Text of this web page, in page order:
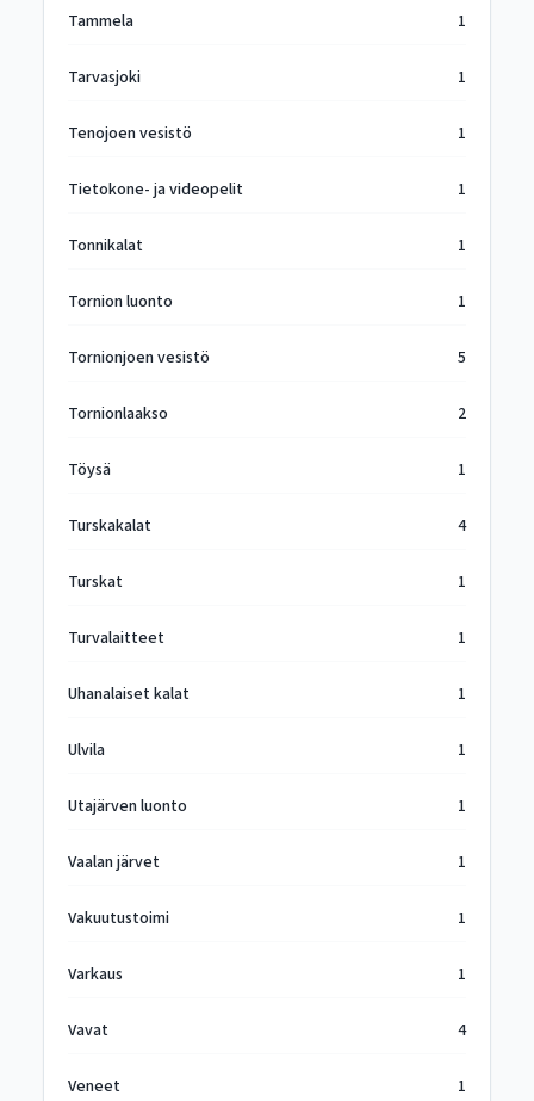
Tammela 1
Tarvasjoki 1
Tenojoen vesistö 1
Tietokone- ja videopelit 1
Tonnikalat 1
Tornion luonto 1
Tornionjoen vesistö 5
Tornionlaakso 2
Töysä 1
Turskakalat 4
Turskat 1
Turvalaitteet 1
Uhanalaiset kalat 1
Ulvila 1
Utajärven luonto 1
Vaalan järvet 1
Vakuutustoimi 1
Varkaus 1
Vavat 4
Veneet 1